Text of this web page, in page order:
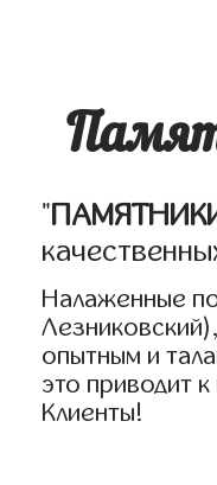
"
Налаженные
опытным и
это приводит
Клиенты!